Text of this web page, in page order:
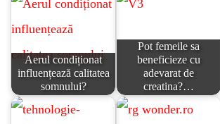
Aerul condiționat
influențează calitatea
somnului?
Pot femeile sa
beneficieze cu
adevarat de
creatina?…